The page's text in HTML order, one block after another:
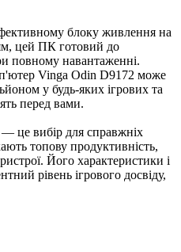
блоку живлення на
цей ПК готовий до
повному навантаженні.
Vinga Odin D9172 може
у будь-яких ігрових та
перед вами.
— це вибір для справжніх
топову продуктивність,
Його характеристики і
рівень ігрового досвіду,